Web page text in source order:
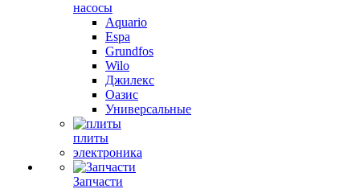
насосы
Aquario
Espa
Grundfos
Wilo
Джилекс
Оазис
Универсальные
плиты
электроника
Запчасти